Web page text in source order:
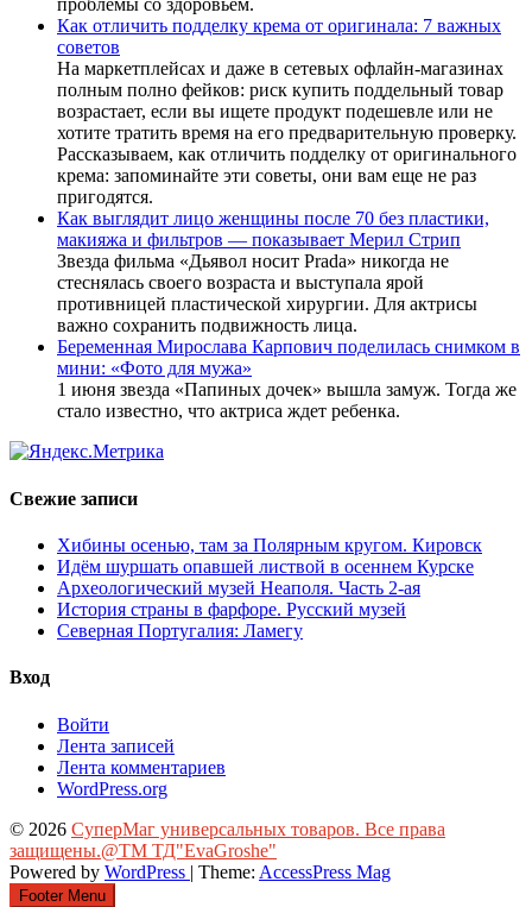
проблемы со здоровьем.
Как отличить подделку крема от оригинала: 7 важных
советов
На маркетплейсах и даже в сетевых офлайн-магазинах
полным полно фейков: риск купить поддельный товар
возрастает, если вы ищете продукт подешевле или не
хотите тратить время на его предварительную проверку.
Рассказываем, как отличить подделку от оригинального
крема: запоминайте эти советы, они вам еще не раз
пригодятся.
Как выглядит лицо женщины после 70 без пластики,
макияжа и фильтров — показывает Мерил Стрип
Звезда фильма «Дьявол носит Prada» никогда не
стеснялась своего возраста и выступала ярой
противницей пластической хирургии. Для актрисы
важно сохранить подвижность лица.
Беременная Мирослава Карпович поделилась снимком в
мини: «Фото для мужа»
1 июня звезда «Папиных дочек» вышла замуж. Тогда же
стало известно, что актриса ждет ребенка.
Свежие записи
Хибины осенью, там за Полярным кругом. Кировск
Идём шуршать опавшей листвой в осеннем Курске
Археологический музей Неаполя. Часть 2-ая
История страны в фарфоре. Русский музей
Северная Португалия: Ламегу
Вход
Войти
Лента записей
Лента комментариев
WordPress.org
© 2026 СуперМаг универсальных товаров. Все права
защищены.@ТМ ТД"EvaGroshe"
Powered by WordPress | Theme: AccessPress Mag
Footer Menu